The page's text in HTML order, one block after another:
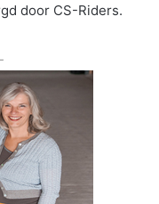
door CS-Riders.